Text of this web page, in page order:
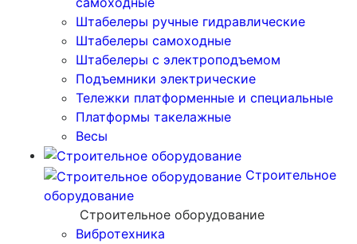
Штабелеры ручные гидравлические
Штабелеры самоходные
Штабелеры с электроподъемом
Подъемники электрические
Тележки платформенные и специальные
Платформы такелажные
Весы
Строительное
оборудование
Строительное оборудование
Вибротехника